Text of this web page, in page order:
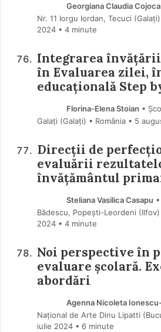
Georgiana Claudia
Nr. 11 Iorgu Iordan, Tecuci
2024 • 4 minute
Integrarea
în Evaluarea zilei,
educațională Step
Florina-Elena Stoian •
Galați (Galaţi) • România
5
Direcții de
evaluării
învățământul
Steliana Vasilica Casapu
Bădescu, Popești-Leordeni (Ilfov)
2024 • 4 minute
Noi perspective în
evaluare școlară.
abordări
Agenna Nicoleta
Național de Arte Dinu Lipatti
iulie 2024 • 6 minute